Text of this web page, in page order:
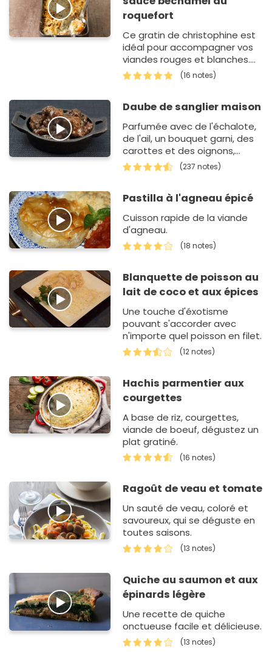
roquefort
Ce gratin de christophine est
idéal pour accompagner vos
viandes rouges et blanches.
Les amateurs de fromage
fondront devant cette sauce
(16 notes)
Daube de sanglier maison
Parfumée avec de l'échalote,
de l'ail, un bouquet garni, des
carottes et des oignons,
cette recette de daube de
sanglier sent bon le sud de la
(237 notes)
Pastilla à l'agneau épicé
Cuisson rapide de la viande
d'agneau.
(18 notes)
Blanquette de poisson au
lait de coco et aux épices
Une touche d'éxotisme
pouvant s'accorder avec
n'importe quel poisson en filet.
(12 notes)
Hachis parmentier aux
courgettes
A base de riz, courgettes,
viande de boeuf, dégustez un
plat gratiné.
(16 notes)
Ragoût de veau et tomate
Un sauté de veau, coloré et
savoureux, qui se déguste en
toutes saisons.
(13 notes)
Quiche au saumon et aux
épinards légère
Une recette de quiche
onctueuse facile et délicieuse.
(13 notes)